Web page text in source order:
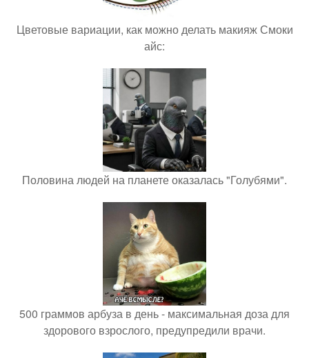
Цветовые вариации, как можно делать макияж Смоки
айс:
Половина людей на планете оказалась "Голубями".
500 граммов арбуза в день - максимальная доза для
здорового взрослого, предупредили врачи.